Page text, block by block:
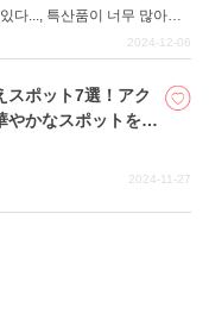
다..., 특산품이 너무 많아서
... 그런 분들을 위해 에히메
해 보시기 바랍니다.
2024-12-06
スポット7選！アク
やかなスポットを巡
2024-11-27